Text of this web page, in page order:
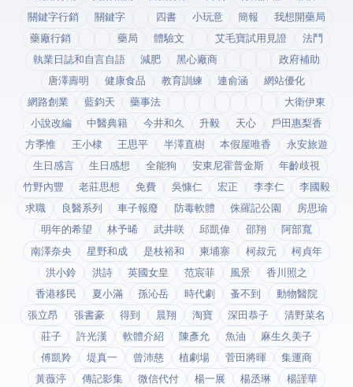
關鍵字行銷
關鍵字 四書 小玩意 簡報
我想開藥局
藥廠行銷
藥局 體驗文 艾毛寶試用見證
法鬥
執業日誌和自言自語
減肥 黑心廠商
政府補助
唐澤壽明
健康食品 教育訓練 連俞涵
網站優化
網路創業
藍鈞天 藥事法
大衛伊東
小說改編
中醫典籍 今井和久 升毅 天心
戶田惠梨香
方季惟
王小棣 王思平 半澤直樹 本假屋唯香
永安旅遊
生日感言
生日感想 全能狗 安東尼霍普金斯
年齡歧視
竹野內豐
老莊思想 免費 吳慷仁 宏正 李李仁
李國毅
求職
良醫系列 車子報廢 防毒軟體 侏羅記公園
房思瑜
明年的希望
林予晞 武井咲 邱凱偉 邵翔
阿部寬
南澤奈央
星野和成 是枝裕和 柬埔寨 柯叔元
柯貞年
洪小鈴
洪詩 英國女皇 范宸菲 風景
香川照之
香港移民
夏小滿 孫沁岳 時代劇 蚤不到
動物醫院
張立昂
張書豪 得到app 晨翔 淘寶 深田恭子
清野菜名
莊子
許光漢 軟體介紹 陳彥允 魚油
麻生久美子
傅凱羚
堤真一 曾沛慈 植劇場 菅田將暉
集運商
黃薇渟
傳記影集 微信代付 楊一展 楊丞琳 楊謹華